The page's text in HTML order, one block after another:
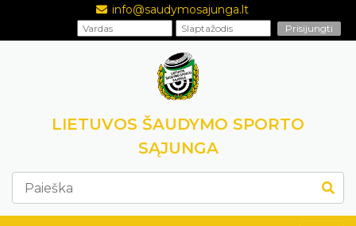
info@saudymosajunga.lt
LIETUVOS ŠAUDYMO SPORTO
SĄJUNGA